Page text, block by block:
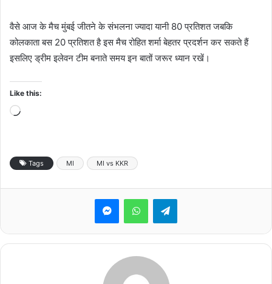
वैसे आज के मैच मुंबई जीतने के संभलना ज्यादा यानी 80 प्रतिशत जबकि
कोलकाता बस 20 प्रतिशत है इस मैच रोहित शर्मा बेहतर प्रदर्शन कर सकते हैं
इसलिए ड्रीम इलेवन टीम बनाते समय इन बातों जरूर ध्यान रखें।
Like this:
Loading…
Tags MI MI vs KKR
MessengerWhatsAppTelegram